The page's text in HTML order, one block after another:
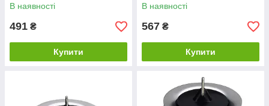
В наявності
491 ₴
Купити
В наявності
567 ₴
Купити